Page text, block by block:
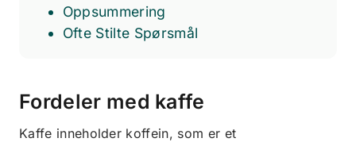
Oppsummering
Ofte Stilte Spørsmål
Fordeler med kaffe
Kaffe inneholder koffein, som er et